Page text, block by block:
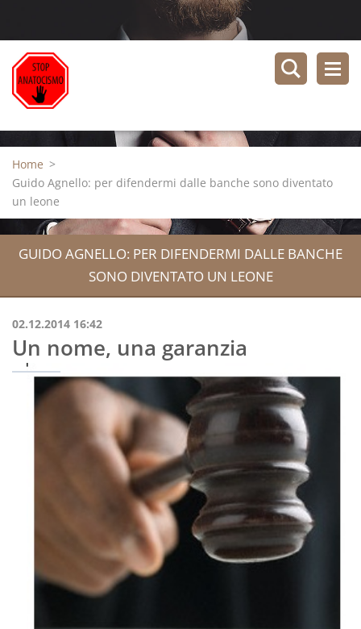
Home >
Guido Agnello: per difendermi dalle banche sono diventato
un leone
GUIDO AGNELLO: PER DIFENDERMI DALLE BANCHE
SONO DIVENTATO UN LEONE
02.12.2014 16:42
Un nome, una garanzia